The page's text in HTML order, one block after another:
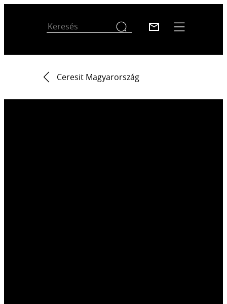
Ceresit Magyarország